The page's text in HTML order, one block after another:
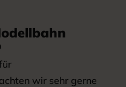
wir sehr gerne